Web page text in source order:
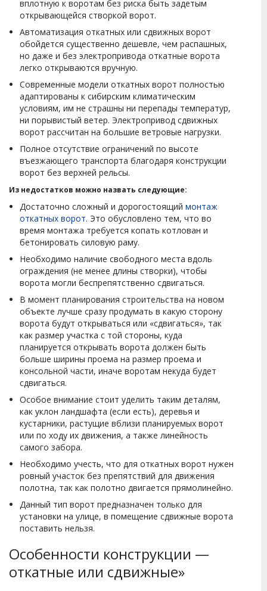
вплотную к воротам без риска быть задетым
открывающейся створкой ворот.
Автоматизация откатных или сдвижных ворот
обойдется существенно дешевле, чем распашных,
но даже и без электропривода откатные ворота
легко открываются вручную.
Современные модели откатных ворот полностью
адаптированы к сибирским климатическим
условиям, им не страшны ни перепады температур,
ни порывистый ветер. Электропривод сдвижных
ворот рассчитан на большие ветровые нагрузки.
Полное отсутствие ограничений по высоте
въезжающего транспорта благодаря конструкции
ворот без верхней рельсы.
Из недостатков можно назвать следующие:
Достаточно сложный и дорогостоящиймонтаж
откатных ворот. Это обусловлено тем, что во
время монтажа требуется копать котлован и
бетонировать силовую раму.
Необходимо наличие свободного места вдоль
ограждения (не менее длины створки), чтобы
ворота могли беспрепятственно сдвигаться.
В момент планирования строительства на новом
объекте лучше сразу продумать в какую сторону
ворота будут открываться или «сдвигаться», так
как размер участка с той стороны, куда
планируется открывать ворота должен быть
больше ширины проема на размер проема и
консольной части, иначе воротам некуда будет
сдвигаться.
Особое внимание стоит уделить таким деталям,
как уклон ландшафта (если есть), деревья и
кустарники, растущие вблизи планируемых ворот
или по ходу их движения, а также линейность
самого забора.
Необходимо учесть, что для откатных ворот нужен
ровный участок без препятствий для движения
полотна, так как полотно двигается прямолинейно.
Данный тип ворот предназначен только для
установки на улице, в помещение сдвижные ворота
поставить нельзя.
Особенности конструкции —
откатные или сдвижные»